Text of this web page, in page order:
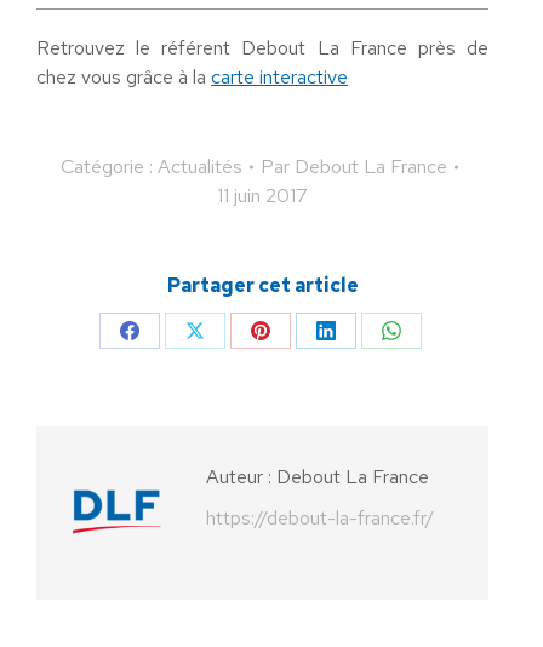
Retrouvez le référent Debout La France près de
chez vous grâce à la carte interactive
Catégorie : Actualités Par Debout La France
11 juin 2017
Partager cet article
PartagerPartagerPartagerPartagerPartager
Auteur : Debout La France
https://debout-la-france.fr/